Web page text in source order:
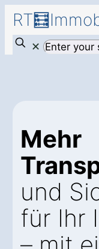
✕
Mehr
und
für Ihr